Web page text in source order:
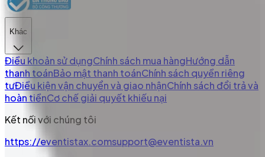
Khác
Điều khoản sử dụngChính sách mua hàngHướng dẫn
thanh toánBảo mật thanh toánChính sách quyền riêng
tưĐiều kiện vận chuyển và giao nhậnChính sách đổi trả và
hoàn tiềnCơ chế giải quyết khiếu nại
Kết nối với chúng tôi
https://eventistax.comsupport@eventista.vn